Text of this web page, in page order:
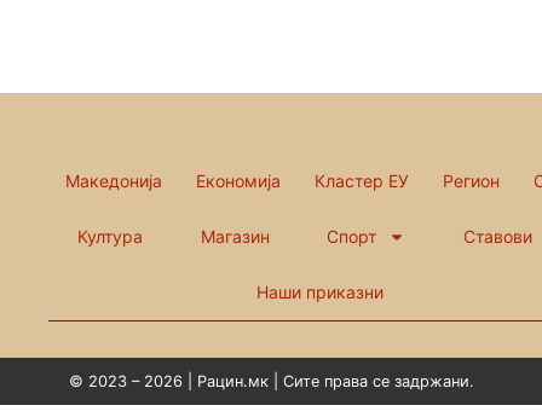
Македонија Економија Кластер ЕУ Регион
Култура Магазин Спорт Ставови
Наши приказни
© 2023 – 2026 | Рацин.мк | Сите права се задржани.